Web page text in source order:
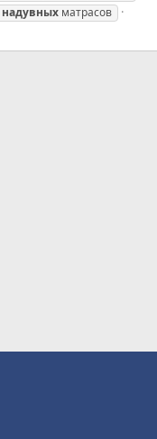
надувных матрасов